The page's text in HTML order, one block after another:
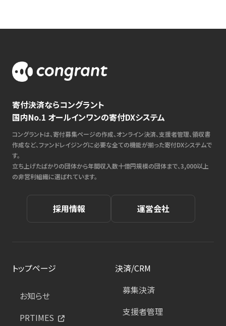
寄付決済ならコングラント
国内No.1 オールインワンの寄付DXシステム
コングラントは、寄付募集ページの作成、オンライン決済、支援者管理、領収書
作成など、ファンドレイジングに必要な全ての機能が揃った寄付DXシステムで
す。
立ち上げたばかりの団体から年間収入数十億円規模の団体まで、3,000以上
の非営利組織に選ばれています。
採用情報 運営会社
トップページ
お知らせ
PRTIMES
決済/CRM
募集決済
支援者管理